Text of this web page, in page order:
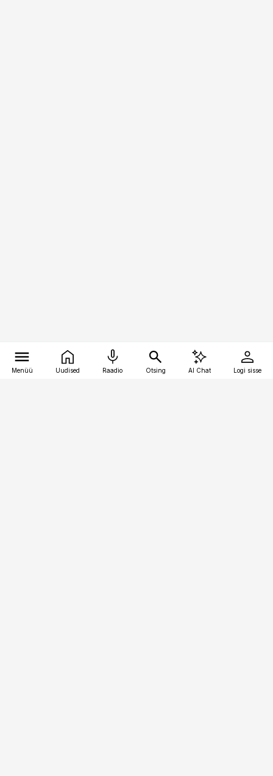
Menüü Uudised Raadio Otsing AI Chat Logi sisse